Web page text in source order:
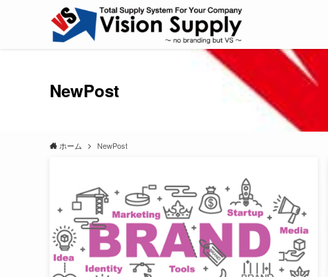
NewPost
ホーム NewPost